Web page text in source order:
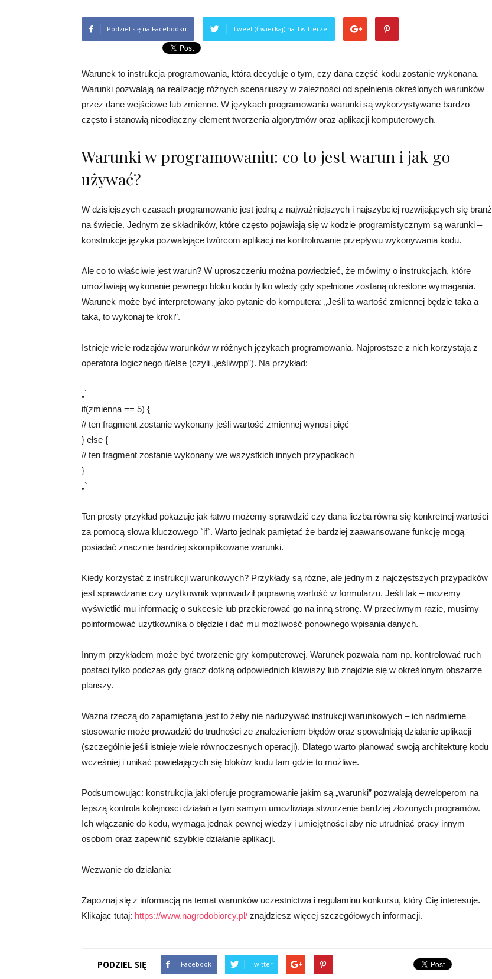
Podziel się na Facebooku Tweet (Ćwierkaj) na Twitterze
Warunek to instrukcja programowania, która decyduje o tym, czy dana część kodu zostanie wykonana.
Warunki pozwalają na realizację różnych scenariuszy w zależności od spełnienia określonych warunków
przez dane wejściowe lub zmienne. W językach programowania warunki są wykorzystywane bardzo
często i stanowią nieodłączny element tworzenia algorytmów oraz aplikacji komputerowych.
Warunki w programowaniu: co to jest warun i jak go
używać?
W dzisiejszych czasach programowanie jest jedną z najważniejszych i najszybciej rozwijających się branż
na świecie. Jednym ze składników, które często pojawiają się w kodzie programistycznym są warunki –
konstrukcje języka pozwalające twórcom aplikacji na kontrolowanie przepływu wykonywania kodu.
Ale co to właściwie jest warun? W uproszczeniu można powiedzieć, że mówimy o instrukcjach, które
umożliwiają wykonanie pewnego bloku kodu tylko wtedy gdy spełnione zostaną określone wymagania.
Warunek może być interpretowany jako pytanie do komputera: „Jeśli ta wartość zmiennej będzie taka a
taka, to wykonaj te kroki”.
Istnieje wiele rodzajów warunków w różnych językach programowania. Najprostsze z nich korzystają z
operatora logicznego if/else (czyli „jeśli/wpp”). Na przykład:
„`
if(zmienna == 5) {
// ten fragment zostanie wykonany jeśli wartość zmiennej wynosi pięć
} else {
// ten fragment zostanie wykonany we wszystkich innych przypadkach
}
„`
Ten prosty przykład pokazuje jak łatwo możemy sprawdzić czy dana liczba równa się konkretnej wartości
za pomocą słowa kluczowego `if`. Warto jednak pamiętać że bardziej zaawansowane funkcję mogą
posiadać znacznie bardziej skomplikowane warunki.
Kiedy korzystać z instrukcji warunkowych? Przykłady są różne, ale jednym z najczęstszych przypadków
jest sprawdzanie czy użytkownik wprowadził poprawną wartość w formularzu. Jeśli tak – możemy
wyświetlić mu informację o sukcesie lub przekierować go na inną stronę. W przeciwnym razie, musimy
poinformować użytkownika o błędzie i dać mu możliwość ponownego wpisania danych.
Innym przykładem może być tworzenie gry komputerowej. Warunek pozwala nam np. kontrolować ruch
postaci tylko podczas gdy gracz dotkną odpowiednich klawiszy lub znajdzie się w określonym obszarze
planszy.
Ważna rzeczą do zapamiętania jest to żeby nie nadużywać instrukcji warunkowych – ich nadmierne
stosowanie może prowadzić do trudności ze znalezieniem błędów oraz spowalniają działanie aplikacji
(szczególnie jeśli istnieje wiele równoczesnych operacji). Dlatego warto planować swoją architekturę kodu
wcześniej i unikać powielających się bloków kodu tam gdzie to możliwe.
Podsumowując: konstrukcjia jaki oferuje programowanie jakim są „warunki” pozwalają deweloperom na
lepszą kontrola kolejnosci działań a tym samym umożliwiaja stworzenie bardziej złożonych programów.
Ich włączanie do kodu, wymaga jednak pewnej wiedzy i umiejętności aby nie utrudniać pracy innym
osobom oraz zapewnić szybkie działanie aplikacji.
Wezwanie do działania:
Zapoznaj się z informacją na temat warunków uczestnictwa i regulaminu konkursu, który Cię interesuje.
Klikając tutaj: https://www.nagrodobiorcy.pl/ znajdziesz więcej szczegółowych informacji.
PODZIEL SIĘ Facebook Twitter